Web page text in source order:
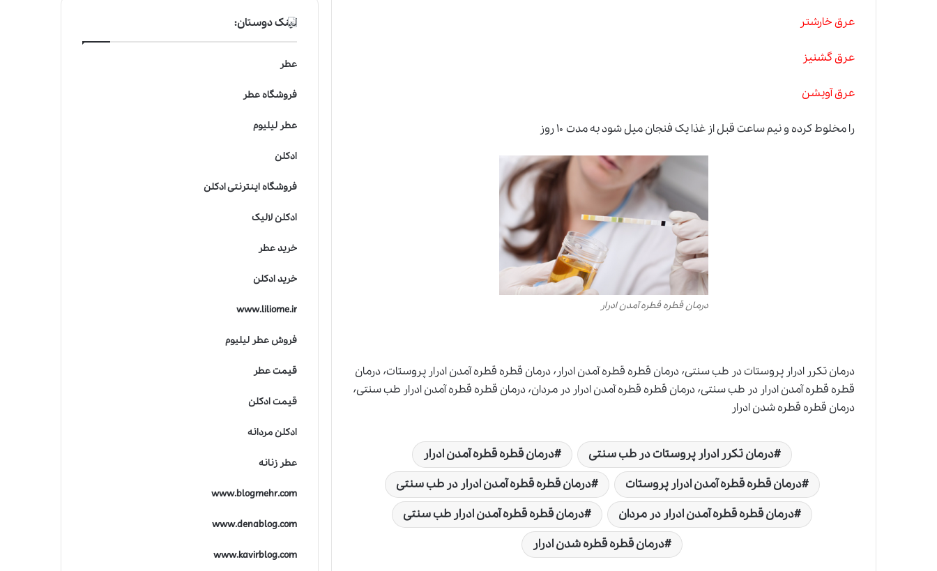
عرق خارشتر
عرق گشنیز
عرق آویشن
را مخلوط کرده و نیم ساعت قبل از غذا یک فنجان میل شود به مدت ۱۰ روز
درمان قطره قطره آمدن ادرار
درمان تکرر ادرار پروستات در طب سنتی٬ درمان قطره قطره آمدن ادرار٬ درمان قطره قطره آمدن ادرار پروستات٬ درمان
قطره قطره آمدن ادرار در طب سنتی٬ درمان قطره قطره آمدن ادرار در مردان٬ درمان قطره قطره آمدن ادرار طب سنتی٬
درمان قطره قطره شدن ادرار
درمان تکرر ادرار پروستات در طب سنتی
درمان قطره قطره آمدن ادرار
درمان قطره قطره آمدن ادرار پروستات
درمان قطره قطره آمدن ادرار در طب سنتی
درمان قطره قطره آمدن ادرار در مردان
درمان قطره قطره آمدن ادرار طب سنتی
درمان قطره قطره شدن ادرار
لینک دوستان:
عطر
فروشگاه عطر
عطر لیلیوم
ادکلن
فروشگاه اینترنتی ادکلن
ادکلن لالیک
خرید عطر
خرید ادکلن
www.liliome.ir
فروش عطر لیلیوم
قیمت عطر
قیمت ادکلن
ادکلن مردانه
عطر زنانه
www.blogmehr.com
www.denablog.com
www.kavirblog.com